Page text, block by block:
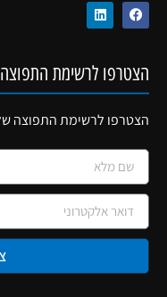
הצטרפו לרשימת
הצטרפו לרשימת התפוצה